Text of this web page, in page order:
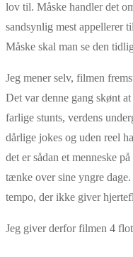
lov til. Måske handler det
sandsynlig mest appellerer
Måske skal man se den
Jeg mener selv, filmen
Det var denne gang skønt
farlige stunts, verdens
dårlige jokes og uden reel
det er sådan et menneske
tænke over sine yngre
tempo, der ikke giver
Jeg giver derfor filmen 4